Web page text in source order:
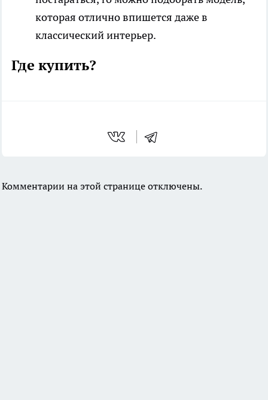
которая отлично впишется даже в
классический интерьер.
Где купить?
Комментарии на этой странице отключены.